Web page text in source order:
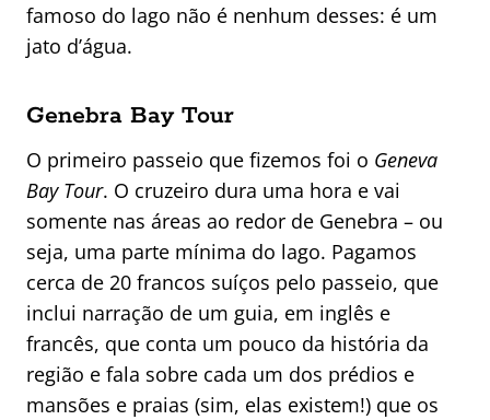
famoso do lago não é nenhum desses: é um
jato d’água.
Genebra Bay Tour
O primeiro passeio que fizemos foi o Geneva
Bay Tour. O cruzeiro dura uma hora e vai
somente nas áreas ao redor de Genebra – ou
seja, uma parte mínima do lago. Pagamos
cerca de 20 francos suíços pelo passeio, que
inclui narração de um guia, em inglês e
francês, que conta um pouco da história da
região e fala sobre cada um dos prédios e
mansões e praias (sim, elas existem!) que os